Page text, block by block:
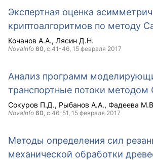
Экспертная оценка
криптоалгоритмов по методу
Кочанов А.А. Лясин Д.Н.
NovaInfo 60, с.41-46, 15 февраля 2017
Анализ программ
транспортные потоки методом
Сокуров П.Д. Рыбанов А.А. Фадеева
NovaInfo 60, с.46-51, 15 февраля 2017
Методы определения сил
механической обработки